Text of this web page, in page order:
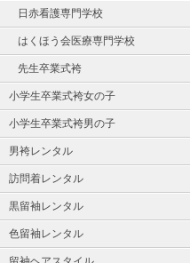
日赤看護専門学校
はくほう会医療専門学校
先生卒業式袴
小学生卒業式袴女の子
小学生卒業式袴男の子
男袴レンタル
訪問着レンタル
黒留袖レンタル
色留袖レンタル